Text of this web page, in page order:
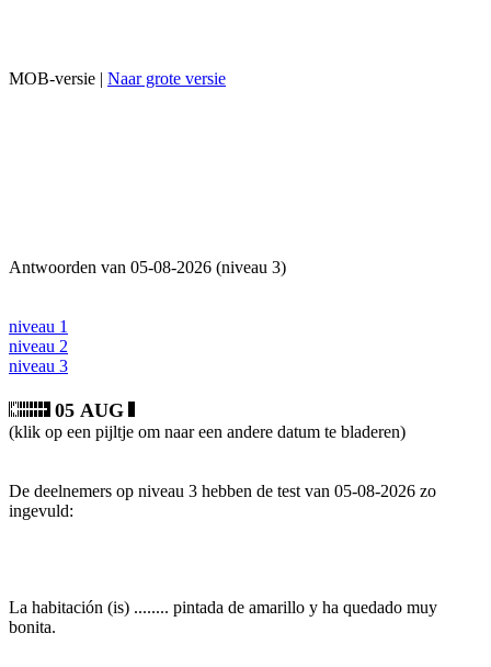
MOB-versie | Naar grote versie
Antwoorden van 05-08-2026 (niveau 3)
niveau 1
niveau 2
niveau 3
05 AUG
(klik op een pijltje om naar een andere datum te bladeren)
De deelnemers op niveau 3 hebben de test van 05-08-2026 zo
ingevuld:
La habitación (is) ........ pintada de amarillo y ha quedado muy
bonita.